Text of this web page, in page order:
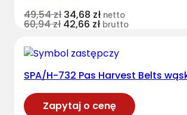
49,54zł 34,68 zł netto
60,94zł 42,66 zł brutto
SPA/H-732 Pas Harvest Belts
Zapytaj o cenę